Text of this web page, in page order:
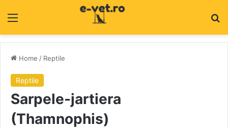
Home / Reptile
Reptile
Sarpele-jartiera
(Thamnophis)